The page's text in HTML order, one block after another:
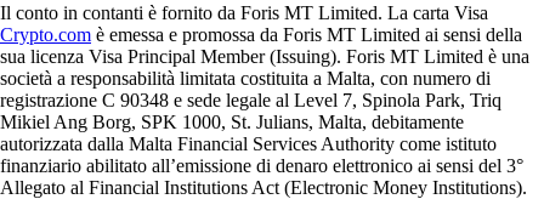
Il conto in contanti è fornito da Foris MT Limited. La carta Visa
Crypto.com è emessa e promossa da Foris MT Limited ai sensi della
sua licenza Visa Principal Member (Issuing). Foris MT Limited è una
società a responsabilità limitata costituita a Malta, con numero di
registrazione C 90348 e sede legale al Level 7, Spinola Park, Triq
Mikiel Ang Borg, SPK 1000, St. Julians, Malta, debitamente
autorizzata dalla Malta Financial Services Authority come istituto
finanziario abilitato all’emissione di denaro elettronico ai sensi del 3°
Allegato al Financial Institutions Act (Electronic Money Institutions).